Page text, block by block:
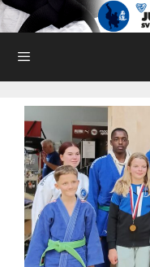
Skip
to
content